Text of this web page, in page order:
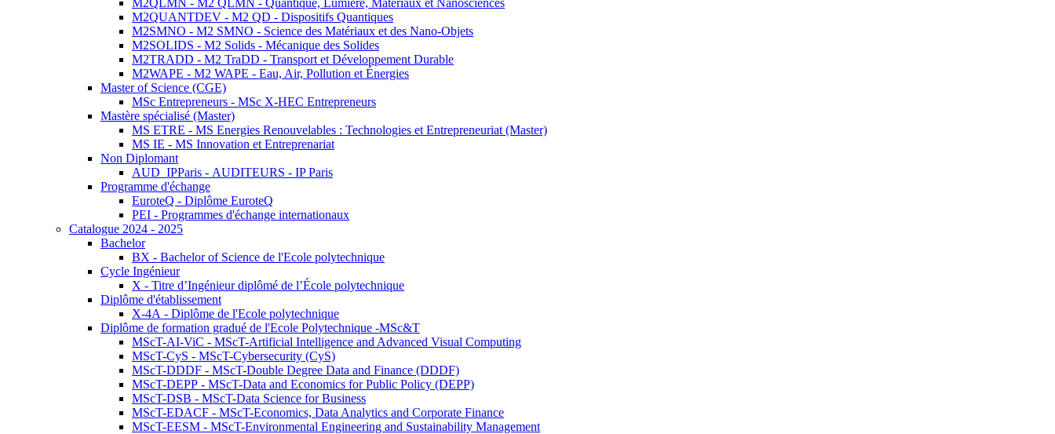
M2QLMN - M2 QLMN - Quantique, Lumière, Matériaux et Nanosciences
M2QUANTDEV - M2 QD - Dispositifs Quantiques
M2SMNO - M2 SMNO - Science des Matériaux et des Nano-Objets
M2SOLIDS - M2 Solids - Mécanique des Solides
M2TRADD - M2 TraDD - Transport et Développement Durable
M2WAPE - M2 WAPE - Eau, Air, Pollution et Énergies
Master of Science (CGE)
MSc Entrepreneurs - MSc X-HEC Entrepreneurs
Mastère spécialisé (Master)
MS ETRE - MS Energies Renouvelables : Technologies et Entrepreneuriat (Master)
MS IE - MS Innovation et Entreprenariat
Non Diplomant
AUD_IPParis - AUDITEURS - IP Paris
Programme d'échange
EuroteQ - Diplôme EuroteQ
PEI - Programmes d'échange internationaux
Catalogue 2024 - 2025
Bachelor
BX - Bachelor of Science de l'Ecole polytechnique
Cycle Ingénieur
X - Titre d’Ingénieur diplômé de l’École polytechnique
Diplôme d'établissement
X-4A - Diplôme de l'Ecole polytechnique
Diplôme de formation gradué de l'Ecole Polytechnique -MSc&T
MScT-AI-ViC - MScT-Artificial Intelligence and Advanced Visual Computing
MScT-CyS - MScT-Cybersecurity (CyS)
MScT-DDDF - MScT-Double Degree Data and Finance (DDDF)
MScT-DEPP - MScT-Data and Economics for Public Policy (DEPP)
MScT-DSB - MScT-Data Science for Business
MScT-EDACF - MScT-Economics, Data Analytics and Corporate Finance
MScT-EESM - MScT-Environmental Engineering and Sustainability Management